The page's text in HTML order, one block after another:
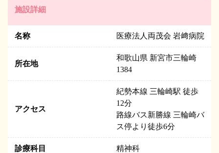
施設詳細
名称 医療法人両茂会 岩﨑病院
所在地
和歌山県 新宮市三輪崎
1384
アクセス
紀勢本線 三輪崎駅 徒歩
12分
路線バス新勝線 三輪崎バ
ス停より徒歩6分
診療科目 精神科